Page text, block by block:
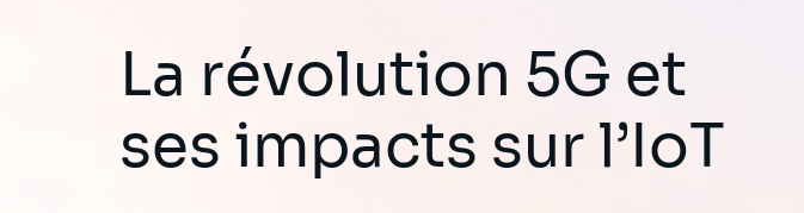
La révolution 5G et
ses impacts sur l’IoT